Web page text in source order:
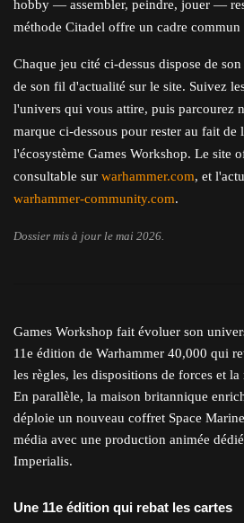
hobby — assembler, peindre, jouer —
méthode Citadel offre un cadre commun
Chaque jeu cité ci-dessus dispose de
de son fil d'actualité sur le site. Suivez
l'univers qui vous attire, puis parcourez
marque ci-dessous pour rester au fait de
l'écosystème Games Workshop. Le site
consultable sur warhammer.com, et
warhammer-community.com.
Dossier mis à jour le mai 2026.
Games Workshop fait évoluer son
11e édition de Warhammer 40,000 qui
les règles, les dispositions de forces et
En parallèle, la maison britannique
déploie un nouveau coffret Space
média avec une production animée
Imperialis.
Une 11e édition qui rebat les cartes